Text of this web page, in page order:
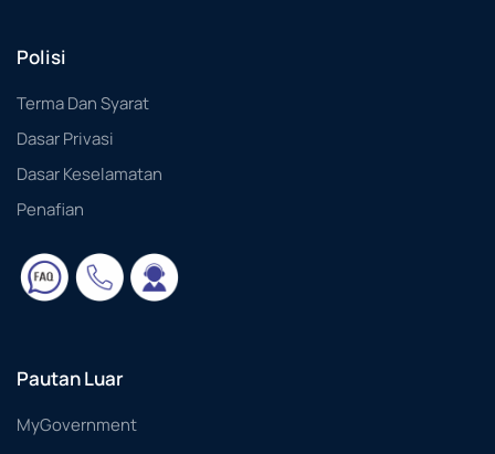
Polisi
Terma Dan Syarat
Dasar Privasi
Dasar Keselamatan
Penafian
Pautan Luar
MyGovernment